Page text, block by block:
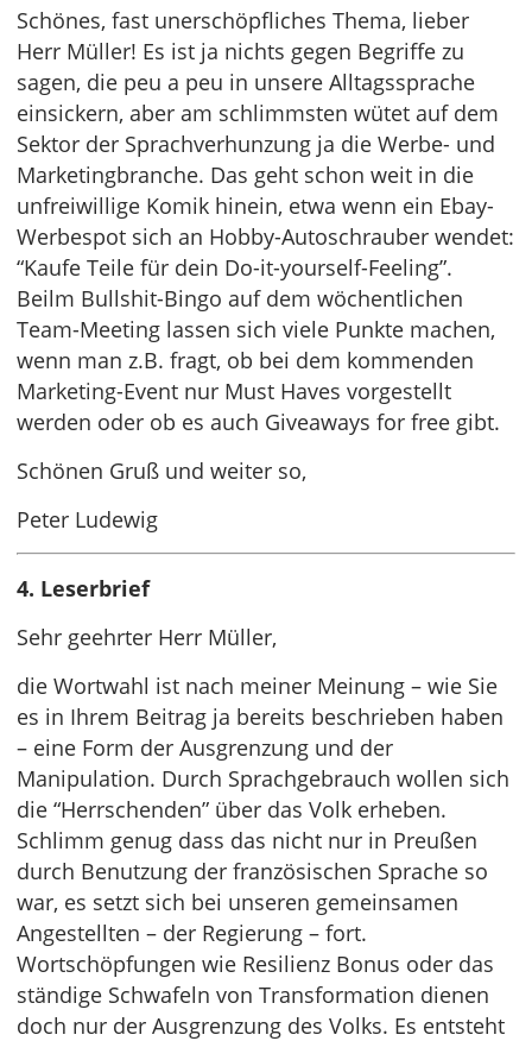
Schönes, fast unerschöpfliches Thema, lieber
Herr Müller! Es ist ja nichts gegen Begriffe zu
sagen, die peu a peu in unsere Alltagssprache
einsickern, aber am schlimmsten wütet auf dem
Sektor der Sprachverhunzung ja die Werbe- und
Marketingbranche. Das geht schon weit in die
unfreiwillige Komik hinein, etwa wenn ein Ebay-
Werbespot sich an Hobby-Autoschrauber wendet:
“Kaufe Teile für dein Do-it-yourself-Feeling”.
Beilm Bullshit-Bingo auf dem wöchentlichen
Team-Meeting lassen sich viele Punkte machen,
wenn man z.B. fragt, ob bei dem kommenden
Marketing-Event nur Must Haves vorgestellt
werden oder ob es auch Giveaways for free gibt.
Schönen Gruß und weiter so,
Peter Ludewig
4. Leserbrief
Sehr geehrter Herr Müller,
die Wortwahl ist nach meiner Meinung – wie Sie
es in Ihrem Beitrag ja bereits beschrieben haben
– eine Form der Ausgrenzung und der
Manipulation. Durch Sprachgebrauch wollen sich
die “Herrschenden” über das Volk erheben.
Schlimm genug dass das nicht nur in Preußen
durch Benutzung der französischen Sprache so
war, es setzt sich bei unseren gemeinsamen
Angestellten – der Regierung – fort.
Wortschöpfungen wie Resilienz Bonus oder das
ständige Schwafeln von Transformation dienen
doch nur der Ausgrenzung des Volks. Es entsteht